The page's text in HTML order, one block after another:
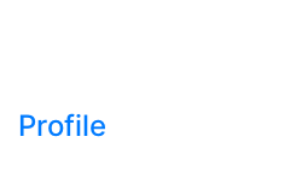
Profile